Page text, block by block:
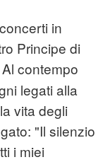
in
Principe di
contempo
legati alla
vita degli
"Il silenzio
i miei